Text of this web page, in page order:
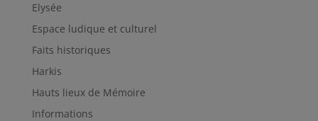
Elysée
Espace ludique et culturel
Faits historiques
Harkis
Hauts lieux de Mémoire
Informations